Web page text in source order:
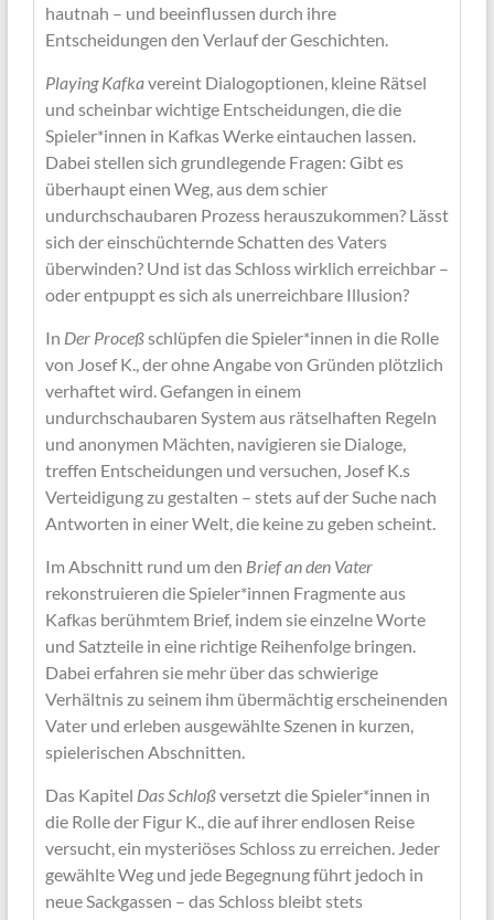
hautnah – und beeinflussen durch ihre
Entscheidungen den Verlauf der Geschichten.
Playing Kafkavereint Dialogoptionen, kleine Rätsel
und scheinbar wichtige Entscheidungen, die die
Spieler*innen in Kafkas Werke eintauchen lassen.
Dabei stellen sich grundlegende Fragen: Gibt es
überhaupt einen Weg, aus dem schier
undurchschaubaren Prozess herauszukommen? Lässt
sich der einschüchternde Schatten des Vaters
überwinden? Und ist das Schloss wirklich erreichbar –
oder entpuppt es sich als unerreichbare Illusion?
In Der Proceßschlüpfen die Spieler*innen in die Rolle
von Josef K., der ohne Angabe von Gründen plötzlich
verhaftet wird. Gefangen in einem
undurchschaubaren System aus rätselhaften Regeln
und anonymen Mächten, navigieren sie Dialoge,
treffen Entscheidungen und versuchen, Josef K.s
Verteidigung zu gestalten – stets auf der Suche nach
Antworten in einer Welt, die keine zu geben scheint.
Im Abschnitt rund um den Brief an den Vater
rekonstruieren die Spieler*innen Fragmente aus
Kafkas berühmtem Brief, indem sie einzelne Worte
und Satzteile in eine richtige Reihenfolge bringen.
Dabei erfahren sie mehr über das schwierige
Verhältnis zu seinem ihm übermächtig erscheinenden
Vater und erleben ausgewählte Szenen in kurzen,
spielerischen Abschnitten.
Das Kapitel Das Schloßversetzt die Spieler*innen in
die Rolle der Figur K., die auf ihrer endlosen Reise
versucht, ein mysteriöses Schloss zu erreichen. Jeder
gewählte Weg und jede Begegnung führt jedoch in
neue Sackgassen – das Schloss bleibt stets